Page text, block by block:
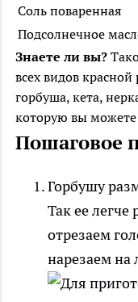
Соль поваренная
Подсолнечное
Знаете ли вы?
всех видов
горбуша, кета,
которую вы можете
Пошаговое
Горбушу
Так ее легче
отрезаем
нарезаем